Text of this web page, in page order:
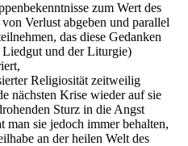
zum Wert des
Verlust abgeben und parallel
das diese Gedanken
und der Liturgie)
Religiosität zeitweilig
nächsten Krise wieder auf sie
Sturz in die Angst
man sie jedoch immer behalten,
an der heilen Welt des